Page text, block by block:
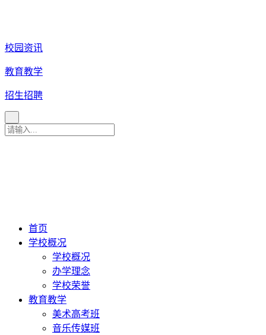
校园资讯
教育教学
招生招聘
首页
学校概况
学校概况
办学理念
学校荣誉
教育教学
美术高考班
音乐传媒班